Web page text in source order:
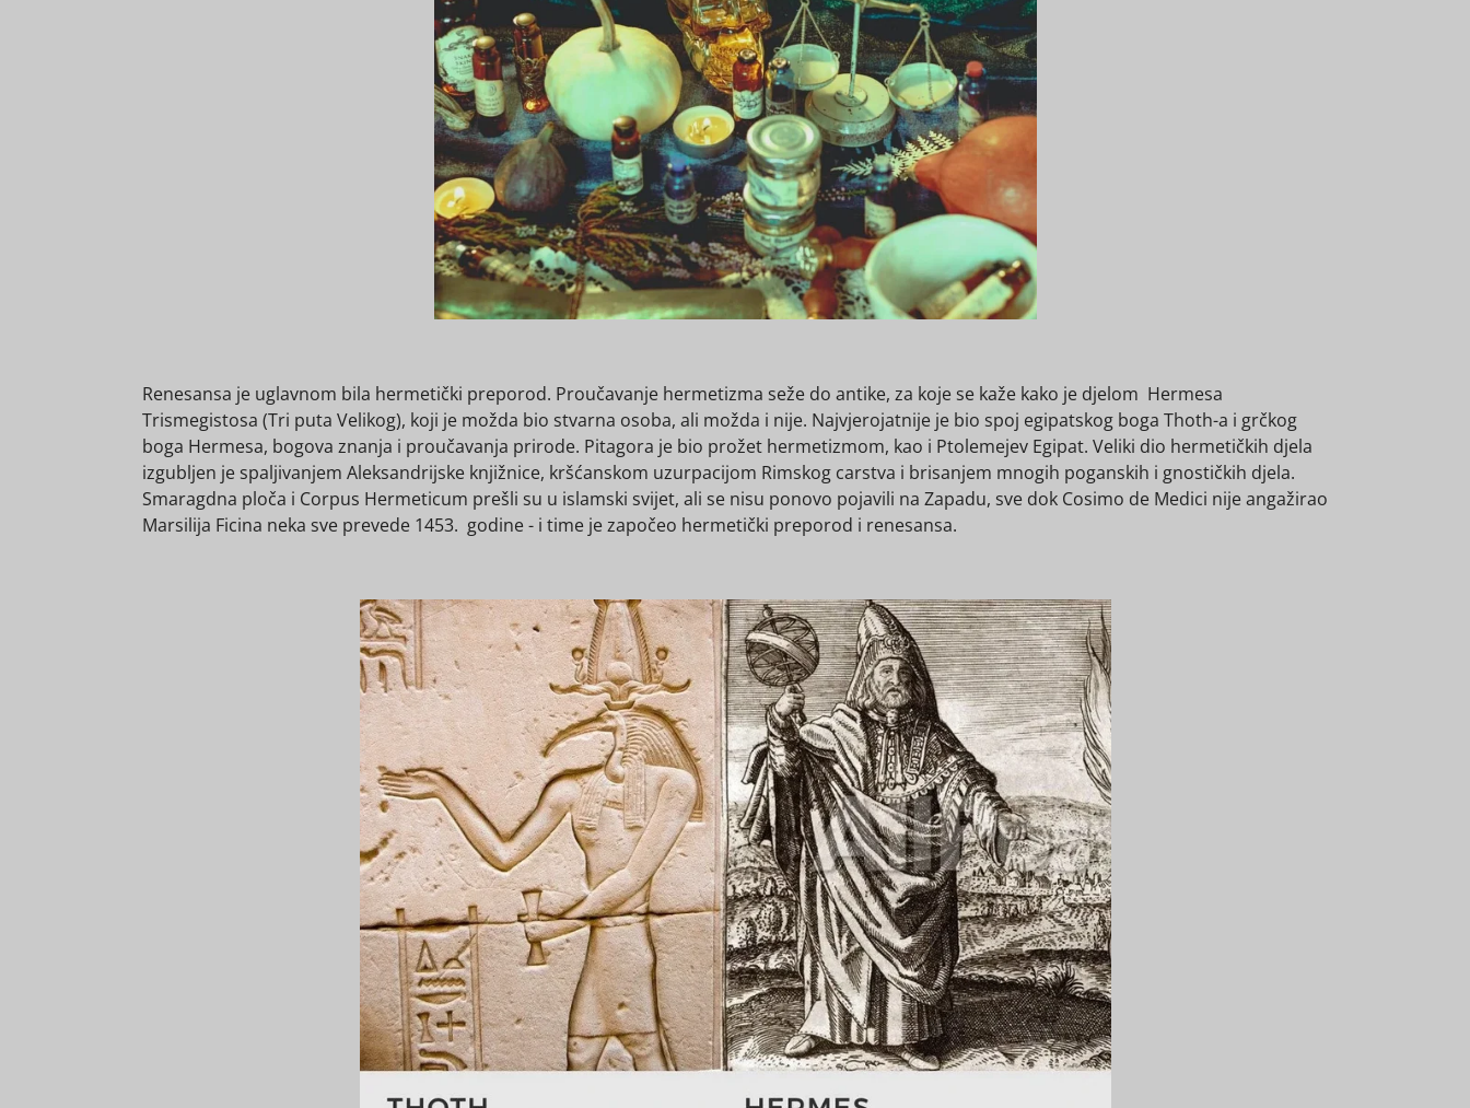
Renesansa je uglavnom bila hermetički preporod. Proučavanje hermetizma seže do antike, za koje se kaže kako je djelom Hermesa
Trismegistosa (Tri puta Velikog), koji je možda bio stvarna osoba, ali možda i nije. Najvjerojatnije je bio spoj egipatskog boga Thoth-a i grčkog
boga Hermesa, bogova znanja i proučavanja prirode. Pitagora je bio prožet hermetizmom, kao i Ptolemejev Egipat. Veliki dio hermetičkih djela
izgubljen je spaljivanjem Aleksandrijske knjižnice, kršćanskom uzurpacijom Rimskog carstva i brisanjem mnogih poganskih i gnostičkih djela.
Smaragdna ploča i Corpus Hermeticum prešli su u islamski svijet, ali se nisu ponovo pojavili na Zapadu, sve dok Cosimo de Medici nije angažirao
Marsilija Ficina neka sve prevede 1453. godine - i time je započeo hermetički preporod i renesansa.